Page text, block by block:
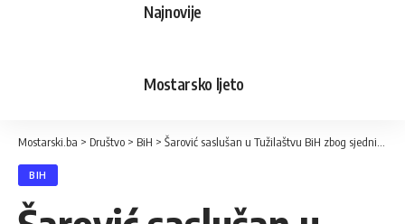
Najnovije
Mostarsko ljeto
Mostarski.ba > Društvo > BiH > Šarović saslušan u Tužilaštvu BiH zbog sjednice NSRS-a
BIH